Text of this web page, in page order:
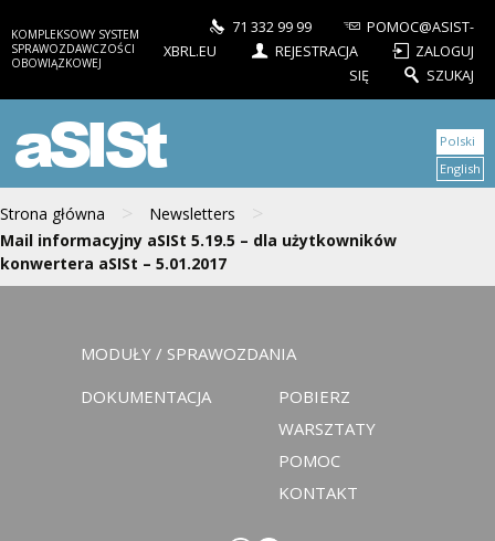
KOMPLEKSOWY SYSTEM
SPRAWOZDAWCZOŚCI
OBOWIĄZKOWEJ
71 332 99 99
POMOC@ASIST-
XBRL.EU
REJESTRACJA
ZALOGUJ
SIĘ
SZUKAJ
aSISt
Strona główna > Newsletters >
Mail informacyjny aSISt 5.19.5 – dla użytkowników
konwertera aSISt – 5.01.2017
Polski
English
MODUŁY / SPRAWOZDANIA
DOKUMENTACJA
POBIERZ
WARSZTATY
POMOC
KONTAKT